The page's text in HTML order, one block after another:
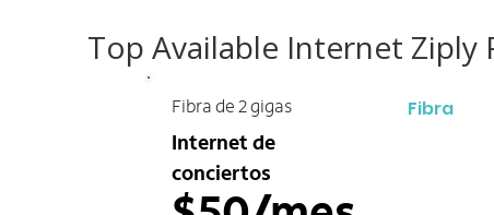
Top Available Internet Ziply
Fibra de 2 gigas Fibra
Internet de
conciertos